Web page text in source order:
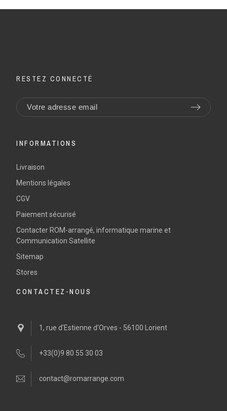
RESTEZ CONNECTÉ
INFORMATIONS
Livraison
Mentions légales
CGV
Paiement sécurisé
Contacter ROM-arrangé, informatique marine et
Communication Satellite
Sitemap
Stores
CONTACTEZ-NOUS
1, rue d'Estienne d'Orves - 56100 Lorient
+33(0)9 80 55 30 03
contact@romarrange.com